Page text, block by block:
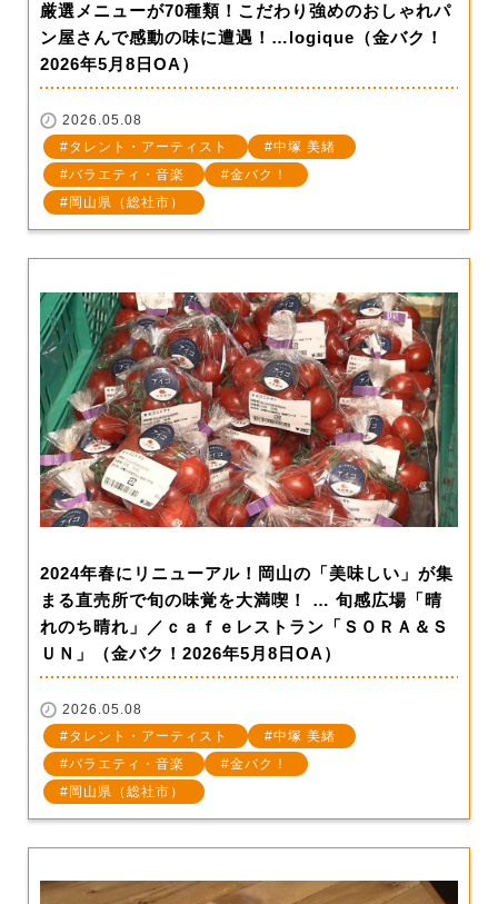
厳選メニューが70種類！こだわり強めのおしゃれパ
ン屋さんで感動の味に遭遇！…logique（金バク！
2026年5月8日OA）
2026.05.08
タレント・アーティスト
中塚 美緒
バラエティ・音楽
金バク！
岡山県（総社市）
2024年春にリニューアル！岡山の「美味しい」が集
まる直売所で旬の味覚を大満喫！ … 旬感広場「晴
れのち晴れ」／ｃａｆｅレストラン「ＳＯＲＡ＆Ｓ
ＵＮ」（金バク！2026年5月8日OA）
2026.05.08
タレント・アーティスト
中塚 美緒
バラエティ・音楽
金バク！
岡山県（総社市）